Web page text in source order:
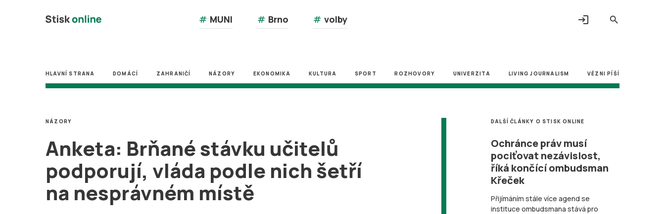
search
# MUNI # Brno # volby login
HLAVNÍ STRANA DOMÁCÍ ZAHRANIČÍ NÁZORY EKONOMIKA KULTURA SPORT ROZHOVORY UNIVERZITA LIVING JOURNALISM VĚZNI PÍŠÍ
Anketa: Brňané stávku učitelů
podporují, vláda podle nich šetří
na nesprávném místě
NÁZORY DALŠÍ ČLÁNKY O STISK ONLINE
Ochránce práv musí
pociťovat nezávislost,
říká končící ombudsman
Křeček
Přijímáním stále více agend se
instituce ombudsmana stává pro